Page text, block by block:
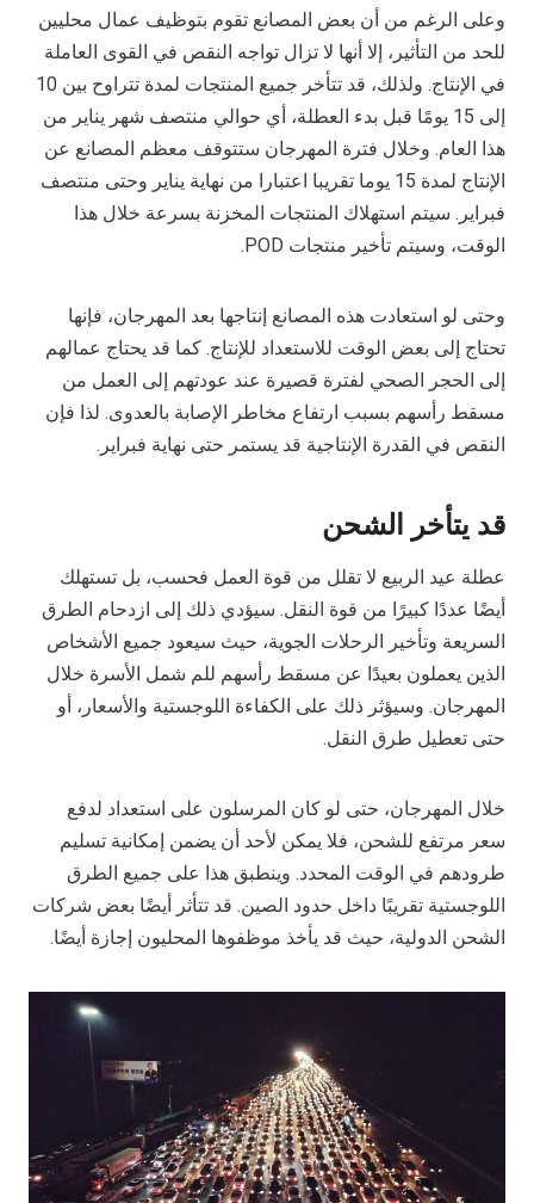
وعلى الرغم من أن بعض المصانع تقوم بتوظيف عمال محليين
للحد من التأثير، إلا أنها لا تزال تواجه النقص في القوى العاملة
في الإنتاج. ولذلك، قد تتأخر جميع المنتجات لمدة تتراوح بين 10
إلى 15 يومًا قبل بدء العطلة، أي حوالي منتصف شهر يناير من
هذا العام. وخلال فترة المهرجان ستتوقف معظم المصانع عن
الإنتاج لمدة 15 يوما تقريبا اعتبارا من نهاية يناير وحتى منتصف
فبراير. سيتم استهلاك المنتجات المخزنة بسرعة خلال هذا
الوقت، وسيتم تأخير منتجات POD.
وحتى لو استعادت هذه المصانع إنتاجها بعد المهرجان، فإنها
تحتاج إلى بعض الوقت للاستعداد للإنتاج. كما قد يحتاج عمالهم
إلى الحجر الصحي لفترة قصيرة عند عودتهم إلى العمل من
مسقط رأسهم بسبب ارتفاع مخاطر الإصابة بالعدوى. لذا فإن
النقص في القدرة الإنتاجية قد يستمر حتى نهاية فبراير.
قد يتأخر الشحن
عطلة عيد الربيع لا تقلل من قوة العمل فحسب، بل تستهلك
أيضًا عددًا كبيرًا من قوة النقل. سيؤدي ذلك إلى ازدحام الطرق
السريعة وتأخير الرحلات الجوية، حيث سيعود جميع الأشخاص
الذين يعملون بعيدًا عن مسقط رأسهم للم شمل الأسرة خلال
المهرجان. وسيؤثر ذلك على الكفاءة اللوجستية والأسعار، أو
حتى تعطيل طرق النقل.
خلال المهرجان، حتى لو كان المرسلون على استعداد لدفع
سعر مرتفع للشحن، فلا يمكن لأحد أن يضمن إمكانية تسليم
طرودهم في الوقت المحدد. وينطبق هذا على جميع الطرق
اللوجستية تقريبًا داخل حدود الصين. قد تتأثر أيضًا بعض شركات
الشحن الدولية، حيث قد يأخذ موظفوها المحليون إجازة أيضًا.